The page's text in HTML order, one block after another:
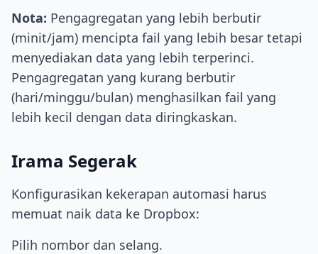
Nota: Pengagregatan yang lebih berbutir
(minit/jam) mencipta fail yang lebih besar tetapi
menyediakan data yang lebih terperinci.
Pengagregatan yang kurang berbutir
(hari/minggu/bulan) menghasilkan fail yang
lebih kecil dengan data diringkaskan.
Irama Segerak
Konfigurasikan kekerapan automasi harus
memuat naik data ke Dropbox:
Pilih nombor dan selang.